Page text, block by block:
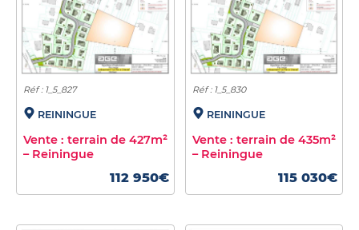
Réf : 1_5_827
REININGUE
Vente : terrain de 427m²
– Reiningue
112 950€
Réf : 1_5_830
REININGUE
Vente : terrain de 435m²
– Reiningue
115 030€